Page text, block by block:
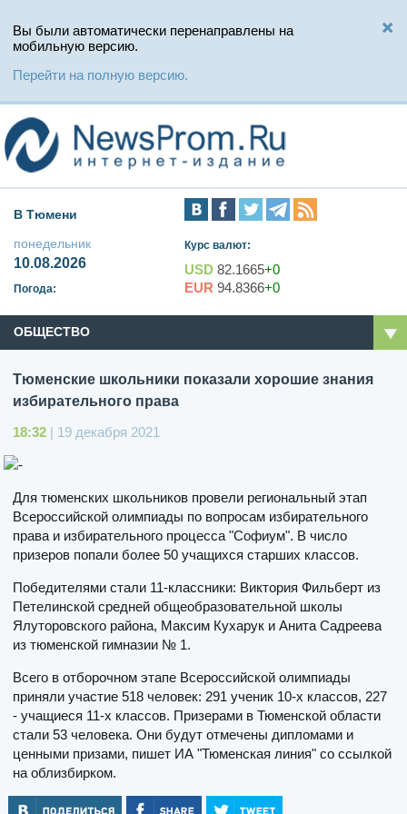
Вы были автоматически перенаправлены на
мобильную версию.
Перейти на полную версию.
В Тюмени
понедельник
10.08.2026
Погода:
Курс валют:
USD 82.1665+0
EUR 94.8366+0
ОБЩЕСТВО
Тюменские школьники показали хорошие знания
избирательного права
18:32 | 19 декабря 2021
Для тюменских школьников провели региональный этап
Всероссийской олимпиады по вопросам избирательного
права и избирательного процесса "Софиум". В число
призеров попали более 50 учащихся старших классов.
Победителями стали 11-классники: Виктория Фильберт из
Петелинской средней общеобразовательной школы
Ялуторовского района, Максим Кухарук и Анита Садреева
из тюменской гимназии № 1.
Всего в отборочном этапе Всероссийской олимпиады
приняли участие 518 человек: 291 ученик 10-х классов, 227
- учащиеся 11-х классов. Призерами в Тюменской области
стали 53 человека. Они будут отмечены дипломами и
ценными призами, пишет ИА "Тюменская линия" со ссылкой
на облизбирком.